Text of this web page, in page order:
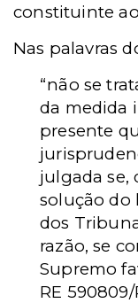
constituinte
Nas palavras
“não se
da medida
presente
julgada se,
solução do
dos
razão, se
Supremo
RE